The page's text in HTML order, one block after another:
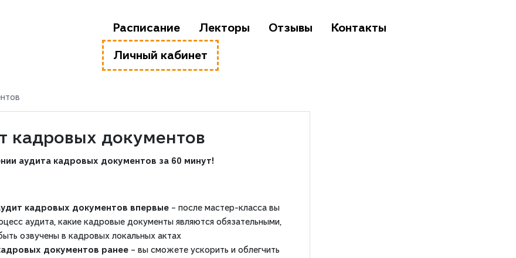
Расписание Лекторы Отзывы Контакты
Личный кабинет
кадровых документов
аудита кадровых документов за 60 минут!
кадровых документов впервые – после мастер-класса вы
аудита, какие кадровые документы являются обязательными,
озвучены в кадровых локальных актах
документов ранее – вы сможете ускорить и облегчить